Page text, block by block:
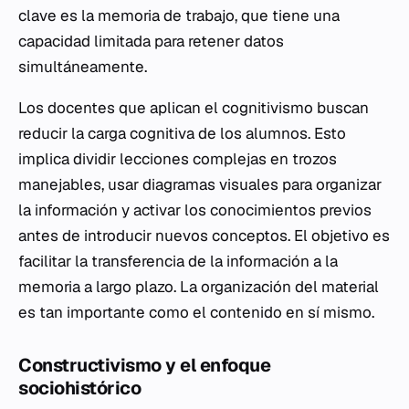
clave es la memoria de trabajo, que tiene una
capacidad limitada para retener datos
simultáneamente.
Los docentes que aplican el cognitivismo buscan
reducir la carga cognitiva de los alumnos. Esto
implica dividir lecciones complejas en trozos
manejables, usar diagramas visuales para organizar
la información y activar los conocimientos previos
antes de introducir nuevos conceptos. El objetivo es
facilitar la transferencia de la información a la
memoria a largo plazo. La organización del material
es tan importante como el contenido en sí mismo.
Constructivismo y el enfoque
sociohistórico